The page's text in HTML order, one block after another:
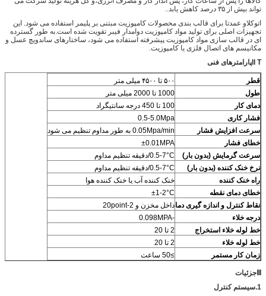
تواند بیش از ۳۵ درصد کاهش یابد..
اتوکلاو عمدتا برای قالب بندی محصولات کامپوزیت مبتنی بر پلیمر استفاده می شود. این
تجهیزات اصلی برای تولید مواد کامپوزیت دوامدار فیبر تقویت شده است.به طور گسترده
ای در قالب سازی مواد کامپوزیت پیشرفته استفاده می شود، ساختارهای ساندویچ عسل و
مکانیسم های اتصال فلزی یا کامپوزیت.
II Tپارامترهای فنی
قطر
۵۰۰ تا ۴۵۰۰ میلی متر
طول
1000 تا 2000 میلی متر
دمای کار
100 تا 450 درجه سانتیگراد
فشار کاری
0.5-5.0Mpa
سرعت افزایش فشار
0.05Mpa/min به طور مداوم تنظیم می شود
خطای فشار
±0.01MPA
سرعت گرمایش (بدون بار)
0.5-7°C/دقیقه تنظیم مداوم
نرخ خنک کننده (بدون بار)
0.5-7°C/دقیقه تنظیم مداوم
راه خنک کننده
خنک کننده آب یا خنک کننده هوا
خطای دمای نقطه
±1-2°C
نقاط کنترل و اندازه گیری دماداخل مخزن و 2-20point
درجه خلاء
-0.098MPA
خط لوله خلاء استخراج
2 تا 20
خط لوله خلاء
2 تا 20
زمان کار مستمر
≥50 ساعت
Ⅲجزئیات
1. سیستم کنترل